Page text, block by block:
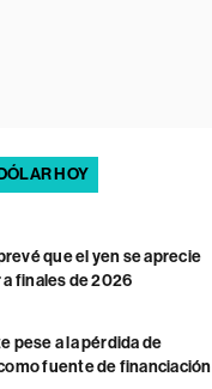
HOY
que el yen se aprecie
finales de 2026
pese a la pérdida de
fuente de financiación